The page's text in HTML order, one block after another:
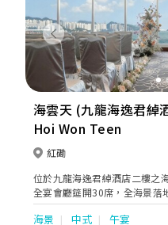
Previous
海雲天 (九龍海逸君綽
Hoi Won Teen
紅磡
位於九龍海逸君綽酒店二樓之
全宴會廳筵開30席，全海景落
梯，先進燈光音響設備，設宴
步行約4分鐘可達，毗鄰更設
海景 中式 午宴